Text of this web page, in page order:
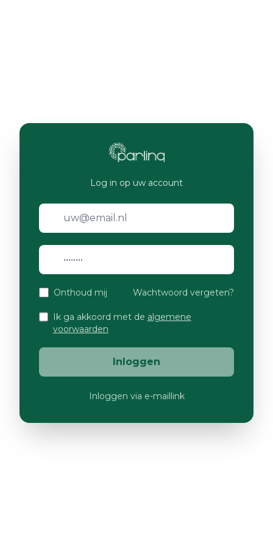
Log in op uw account
Onthoud mij Wachtwoord vergeten?
Ik ga akkoord met de algemene
voorwaarden
Inloggen
Inloggen via e-maillink